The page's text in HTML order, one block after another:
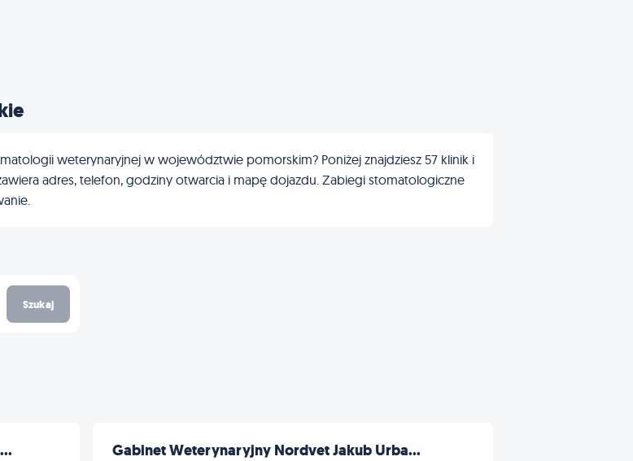
weterynaryjnej w województwie pomorskim? Poniżej znajdziesz 57 klinik i
adres, telefon, godziny otwarcia i mapę dojazdu. Zabiegi stomatologiczne
Szukaj
Gabinet Weterynaryjny Nordvet Jakub Urba...